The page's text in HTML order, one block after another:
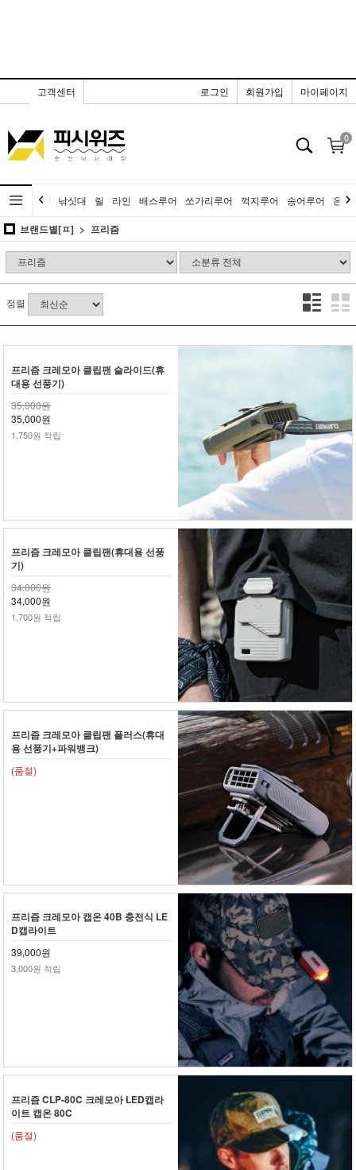
고객센터 로그인 회원가입 마이페이지
0
낚싯대 릴 라인 배스루어 쏘가리루어 꺽지루어 송어루어 은어
브랜드별[ㅍ] 프리즘
정렬
프리즘 크레모아 클립팬 슬라이드(휴
대용 선풍기)
35,000원
35,000원
1,750원 적립
프리즘 크레모아 클립팬(휴대용 선풍
기)
34,000원
34,000원
1,700원 적립
프리즘 크레모아 클립팬 플러스(휴대
용 선풍기+파워뱅크)
(품절)
프리즘 크레모아 캡온 40B 충전식 LE
D캡라이트
39,000원
3,000원 적립
프리즘 CLP-80C 크레모아 LED캡라
이트 캡온 80C
(품절)